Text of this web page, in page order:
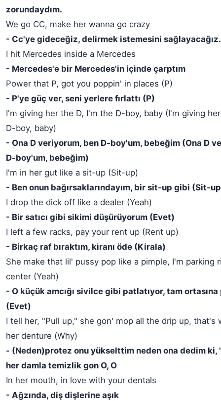
zorundaydım.
We go CC, make her wanna go crazy
- Cc'ye gideceğiz, delirmek istemesini sağlayacağız.
I hit Mercedes inside a Mercedes
- Mercedes'e bir Mercedes'in içinde çarptım
Power that P, got you poppin' in places (P)
- P'ye güç ver, seni yerlere fırlattı (P)
I'm giving her the D, I'm the D-boy, baby (I'm giving
D-boy, baby)
- Ona D veriyorum, ben D-boy'um, bebeğim (Ona D
D-boy'um, bebeğim)
I'm in her gut like a sit-up (Sit-up)
- Ben onun bağırsaklarındayım, bir sit-up gibi (Sit-
I drop the dick off like a dealer (Yeah)
- Bir satıcı gibi sikimi düşürüyorum (Evet)
I left a few racks, pay your rent up (Rent up)
- Birkaç raf bıraktım, kiranı öde (Kirala)
She make that lil' pussy pop like a pimple, I'm parking
center (Yeah)
- O küçük amcığı sivilce gibi patlatıyor, tam
(Evet)
I tell her, "Pull up," she gon' mop all the drip up, that's
her denture (Why)
- (Neden)protez onu yükselttim neden ona dedim ki,
her damla temizlik gon O, O
In her mouth, in love with your dentals
- Ağzında, diş dişlerine aşık